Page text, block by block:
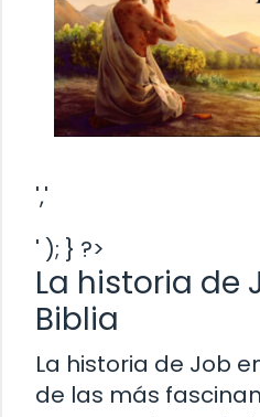
','
' ); } ?>
La historia de
Biblia
La historia de Job
de las más